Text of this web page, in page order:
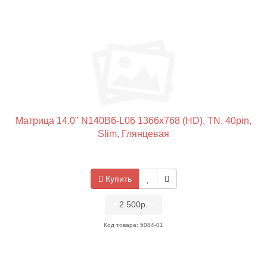
Матрица 14.0" N140B6-L06 1366x768 (HD), TN, 40pin,
Slim, Глянцевая
Купить
2 500р.
Код товара: 5084-01